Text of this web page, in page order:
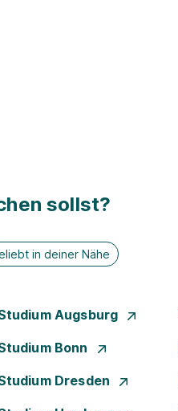
sollst?
in deiner Nähe
Augsburg
Bonn
Dresden